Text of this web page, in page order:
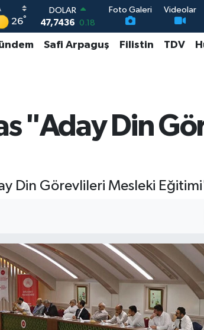
26°
DOLAR
47,7436 0.18
EURO
55,2510 0.32
13.779
-14
Foto Galeri Videolar
Safi Arpaguş Filistin TDV
"Aday Din
Din Görevlileri Mesleki